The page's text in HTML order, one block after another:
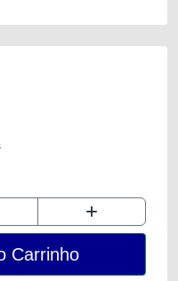
+
Carrinho